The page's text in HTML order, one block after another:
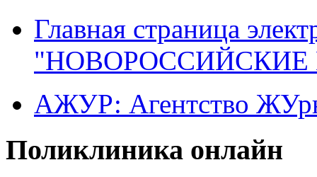
Главная страница
"НОВОРОССИЙСКИЕ
АЖУР: Агентство
Поликлиника онлайн